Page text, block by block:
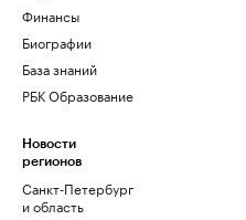
Финансы
Биографии
База знаний
РБК Образование
Новости
регионов
Санкт-Петербург
и область